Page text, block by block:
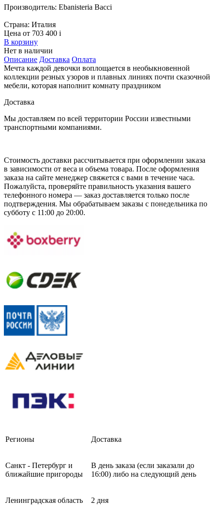
Производитель: Ebanisteria Bacci
Страна: Италия
Цена от 703 400 i
В корзину
Нет в наличии
Описание Доставка Оплата
Мечта каждой девочки воплощается в необыкновенной
коллекции резных узоров и плавных линиях почти сказочной
мебели, которая наполнит комнату праздником
Доставка
Мы доставляем по всей территории России известными
транспортными компаниями.
Стоимость доставки рассчитывается при оформлении заказа
в зависимости от веса и объема товара. После оформления
заказа на сайте менеджер свяжется с вами в течение часа.
Пожалуйста, проверяйте правильность указания вашего
телефонного номера — заказ доставляется только после
подтверждения. Мы обрабатываем заказы с понедельника по
субботу с 11:00 до 20:00.
Регионы Доставка
Санкт - Петербург и
ближайшие пригороды
В день заказа (если заказали до
16:00) либо на следующий день
Ленинградская область 2 дня